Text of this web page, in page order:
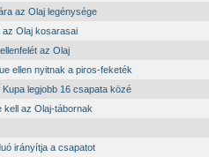
az Olaj legénysége
az Olaj kosarasai
az Olaj
ellen nyitnak a piros-feketék
legjobb 16 csapata közé
kell az Olaj-tábornak
irányítja a csapatot